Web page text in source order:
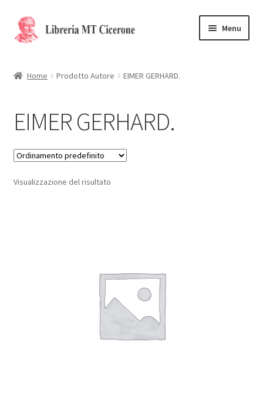
Vai
alla
Vai
al
Menu
La Storia
Contattaci
Cassa
Home Prodotto Autore EIMER GERHARD.
EIMER GERHARD.
Visualizzazione del risultato